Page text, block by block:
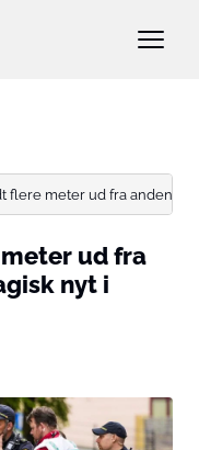
flere meter ud fra anden sal:
ud fra
nyt i